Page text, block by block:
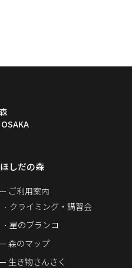
ほしだの森
ご利用案内
クライミング・講習会
星のブランコ
森のマップ
生き物さんさく